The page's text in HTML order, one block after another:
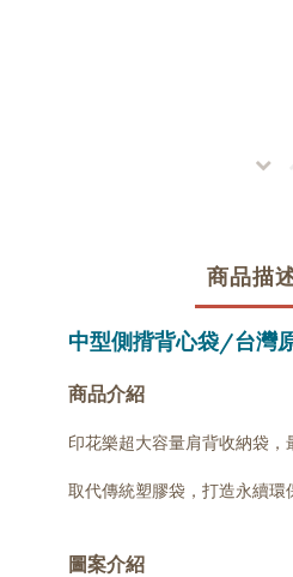
商品描
中型側揹背心袋/台灣
商品介紹
印花樂超大容量肩背收納袋
取代傳統塑膠袋，打造永續環
圖案介紹